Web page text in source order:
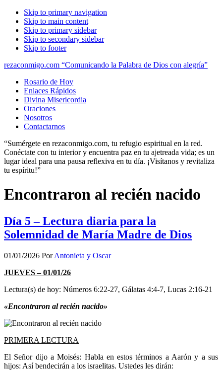
Skip to primary navigation
Skip to main content
Skip to primary sidebar
Skip to secondary sidebar
Skip to footer
rezaconmigo.com “Comunicando la Palabra de Dios con alegría”
Rosario de Hoy
Enlaces Rápidos
Divina Misericordia
Oraciones
Nosotros
Contactarnos
“Sumérgete en rezaconmigo.com, tu refugio espiritual en la red.
Conéctate con tu interior y encuentra paz en tu ajetreada vida; es un
lugar ideal para una pausa reflexiva en tu día. ¡Visítanos y revitaliza
tu espíritu!”
Encontraron al recién nacido
Día 5 – Lectura diaria para la
Solemnidad de María Madre de Dios
01/01/2026 PorAntonieta y Oscar
JUEVES – 01/01/26
Lectura(s) de hoy: Números 6:22-27, Gálatas 4:4-7, Lucas 2:16-21
«Encontraron al recién nacido»
PRIMERA LECTURA
El Señor dijo a Moisés: Habla en estos términos a Aarón y a sus
hijos: Así bendecirán a los israelitas. Ustedes les dirán: